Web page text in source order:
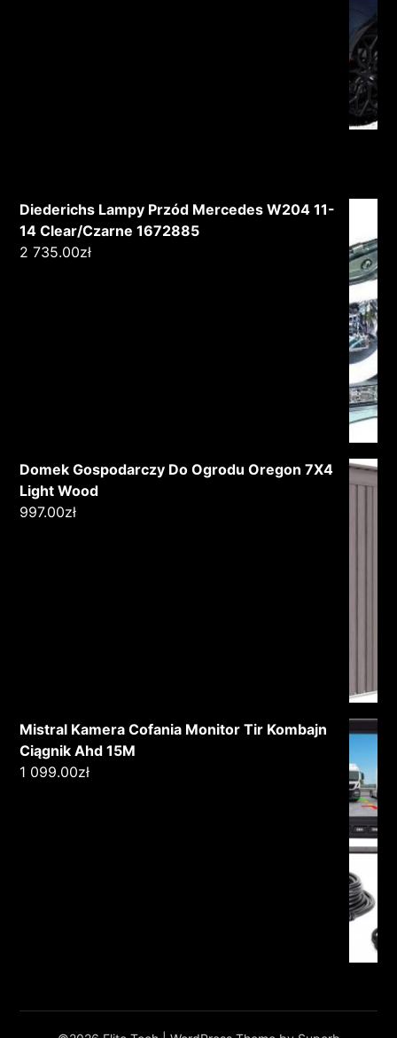
Diederichs Lampy Przód Mercedes W204 11-
14 Clear/Czarne 1672885
2 735.00zł
Domek Gospodarczy Do Ogrodu Oregon 7X4
Light Wood
997.00zł
Mistral Kamera Cofania Monitor Tir Kombajn
Ciągnik Ahd 15M
1 099.00zł